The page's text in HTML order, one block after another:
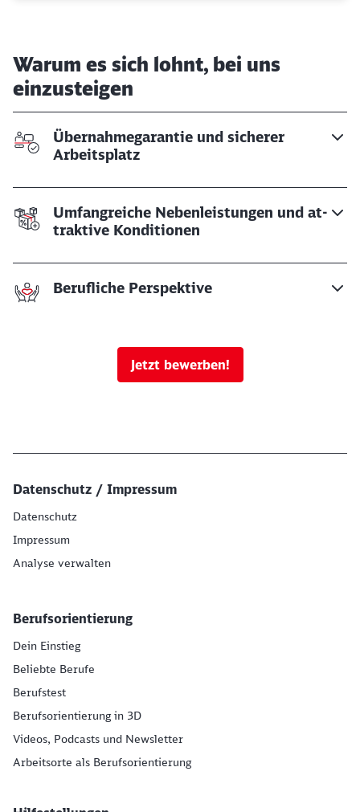
Warum es sich lohnt, bei uns
einzusteigen
Übernahmegarantie und sicherer
Arbeitsplatz
Um­fang­rei­che Ne­ben­leis­tun­gen und at­
trak­ti­ve Kon­di­tio­nen
Be­ruf­li­che Per­spek­ti­ve
Jetzt bewerben!
Datenschutz / Impressum
Datenschutz
Impressum
Analyse verwalten
Berufsorientierung
Dein Einstieg
Beliebte Berufe
Berufstest
Berufsorientierung in 3D
Videos, Podcasts und Newsletter
Arbeitsorte als Berufsorientierung